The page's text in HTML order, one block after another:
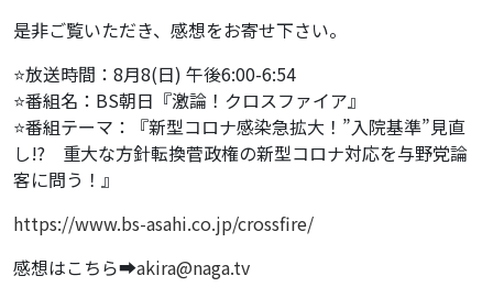
是非ご覧いただき、感想をお寄せ下さい。
⭐️放送時間：8月8(日) 午後6:00-6:54
⭐️番組名：BS朝日『激論！クロスファイア』
⭐️番組テーマ：『新型コロナ感染急拡大！”入院基準”見直
し!? 重大な方針転換菅政権の新型コロナ対応を与野党論
客に問う！』
https://www.bs-asahi.co.jp/crossfire/
感想はこちら➡️akira@naga.tv